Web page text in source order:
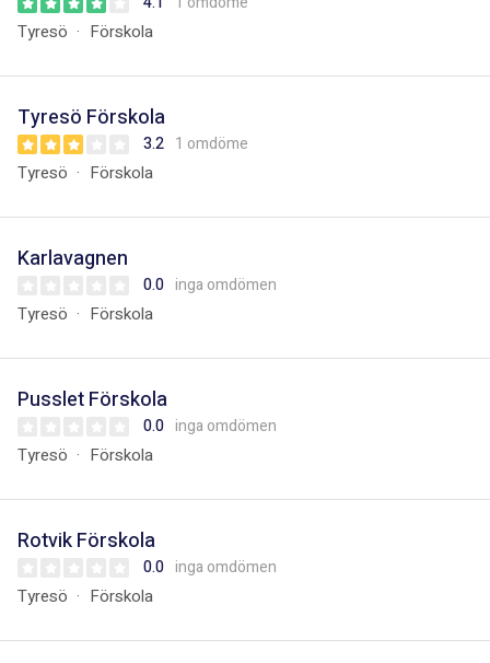
Tyresö Förskola
Tyresö Förskola
3.2 1 omdöme
Tyresö Förskola
Karlavagnen
0.0 inga omdömen
Tyresö Förskola
Pusslet Förskola
0.0 inga omdömen
Tyresö Förskola
Rotvik Förskola
0.0 inga omdömen
Tyresö Förskola